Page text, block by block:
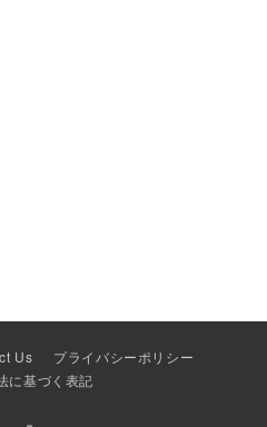
Us
プライバシーポリシー
に基づく表記